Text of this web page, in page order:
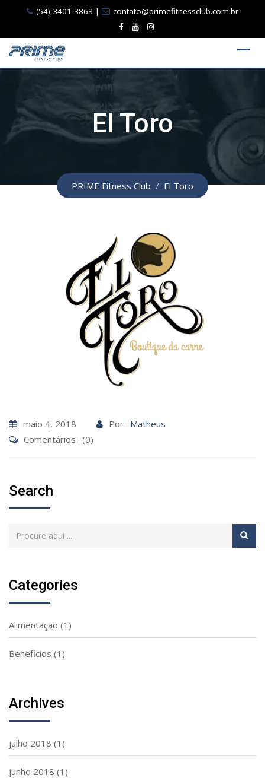
o
conteúdo
(54) 3401-3868 | contato@primefitnessclub.com.br
El Toro
PRIME Fitness Club / El Toro
maio 4, 2018 Por : Matheus
Comentários : (0)
Search
Categories
Alimentação (1)
Beneficios (1)
Archives
julho 2018 (1)
junho 2018 (1)